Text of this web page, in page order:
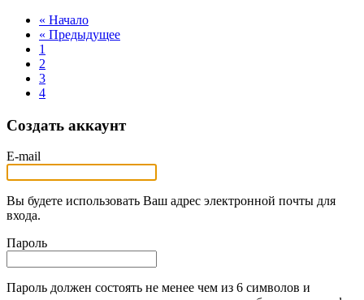
« Начало
« Предыдущее
1
2
3
4
Создать аккаунт
E-mail
Вы будете использовать Ваш адрес электронной почты для
входа.
Пароль
Пароль должен состоять не менее чем из 6 символов и